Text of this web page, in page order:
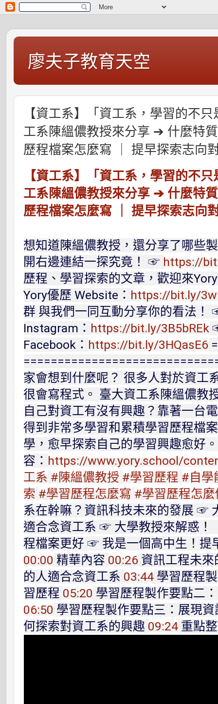
廖夫子教育天空
【資工系】「資工系，學習的不
工系陳縕儂教授來分享 ➔ 什麼特
歷程檔案怎麼寫 ｜ 提早探索志向
【資工系】「資工系，學習的不
工系陳縕儂教授來分享 ➔ 什麼特
歷程檔案怎麼寫 ｜ 提早探索志向
想知道陳縕儂教授，還分享了哪些
開右邊連結一探究竟！ ☞ https://
歷程、學習探索的文章，歡迎來
Yory優歷 Website： https://bit.ly/
群 與我們一同互動分享你的看法！
Instagram： https://bit.ly/3B5bREk
Facebook： https://bit.ly/3HQasE6
家會想到什麼呢？ 很多人對於資工
很會寫程式。 臺大資工系陳縕儂教
自己對資工有沒有興趣？靠著一台
得到非常多學習和累積學習歷程檔
學，愈早探索自己的學習興趣愈好
容： https://www.yory.school/
工系 #陳縕儂教授 #學習歷程 #自學
索 #學習歷程怎麼寫 #學習歷程怎麼
系在幹嘛？資訊科技未來的發展 ☞
適合念資工系 ☞ 大學教授來解惑！
程檔案更好 ☞ 我是一個高中生！提
00:00 精華內容 00:26 資訊工程未
的人適合念資工系 03:44 學習歷程
習歷程 05:20 學習歷程製作要點二
06:50 學習歷程製作要點三：展現
何探索對資工系的興趣 09:24 重點